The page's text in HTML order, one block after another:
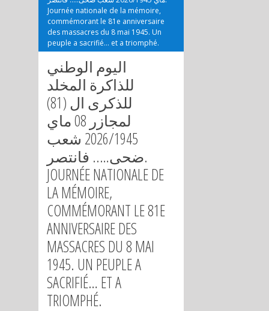
Journée nationale de la mémoire,
commémorant le 81e anniversaire
des massacres du 8 mai 1945. Un
peuple a sacrifié… et a triomphé.
اليوم الوطني
للذاكرة المخلد
للذكرى ال (81)
لمجازر 08 ماي
2026/1945 شعب
ضحى….. فانتصر.
JOURNÉE NATIONALE DE
LA MÉMOIRE,
COMMÉMORANT LE 81E
ANNIVERSAIRE DES
MASSACRES DU 8 MAI
1945. UN PEUPLE A
SACRIFIÉ… ET A
TRIOMPHÉ.